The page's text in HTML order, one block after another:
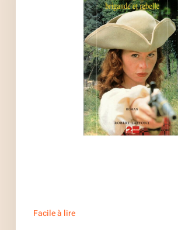
Facile à lire